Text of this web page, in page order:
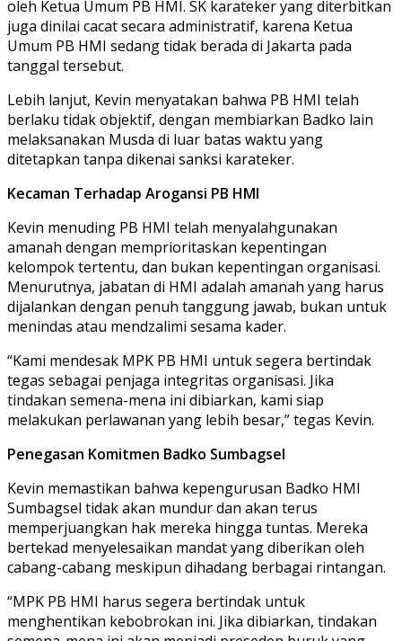
oleh Ketua Umum PB HMI. SK karateker yang diterbitkan
juga dinilai cacat secara administratif, karena Ketua
Umum PB HMI sedang tidak berada di Jakarta pada
tanggal tersebut.
Lebih lanjut, Kevin menyatakan bahwa PB HMI telah
berlaku tidak objektif, dengan membiarkan Badko lain
melaksanakan Musda di luar batas waktu yang
ditetapkan tanpa dikenai sanksi karateker.
Kecaman Terhadap Arogansi PB HMI
Kevin menuding PB HMI telah menyalahgunakan
amanah dengan memprioritaskan kepentingan
kelompok tertentu, dan bukan kepentingan organisasi.
Menurutnya, jabatan di HMI adalah amanah yang harus
dijalankan dengan penuh tanggung jawab, bukan untuk
menindas atau mendzalimi sesama kader.
“Kami mendesak MPK PB HMI untuk segera bertindak
tegas sebagai penjaga integritas organisasi. Jika
tindakan semena-mena ini dibiarkan, kami siap
melakukan perlawanan yang lebih besar,” tegas Kevin.
Penegasan Komitmen Badko Sumbagsel
Kevin memastikan bahwa kepengurusan Badko HMI
Sumbagsel tidak akan mundur dan akan terus
memperjuangkan hak mereka hingga tuntas. Mereka
bertekad menyelesaikan mandat yang diberikan oleh
cabang-cabang meskipun dihadang berbagai rintangan.
“MPK PB HMI harus segera bertindak untuk
menghentikan kebobrokan ini. Jika dibiarkan, tindakan